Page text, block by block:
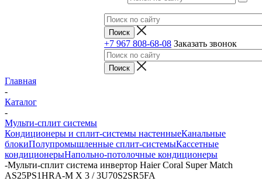
+7 967 808-68-08 Заказать звонок
Главная
-
Каталог
-
Мульти-сплит системы
Кондиционеры и сплит-системы настенныеКанальные
блокиПолупромышленные сплит-системыКассетные
кондиционерыНапольно-потолочные кондиционеры
-Мульти-сплит система инвертор Haier Coral Super Match
AS25PS1HRA-M X 3 / 3U70S2SR5FA